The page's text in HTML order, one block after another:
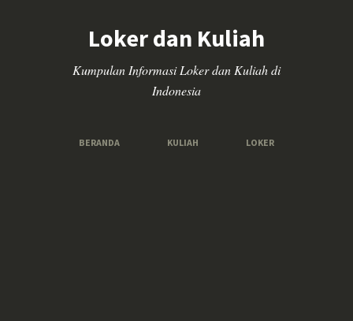
Loker dan Kuliah
Kumpulan Informasi Loker dan Kuliah di
Indonesia
BERANDA KULIAH LOKER